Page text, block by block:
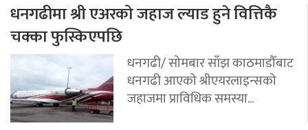
धनगढीमा श्री एअरको जहाज ल्याड हुने वित्तिकै
चक्का फुस्किएपछि
धनगढी/ सोमबार साँझ काठमाडौँबाट
धनगढी आएको श्रीएयरलाइन्सको
जहाजमा प्राविधिक समस्या...